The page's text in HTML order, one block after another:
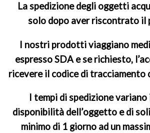
La spedizione degli oggetti
solo dopo aver riscontrato il
I nostri prodotti viaggiano
espresso SDA e se richiesto,
ricevere il codice di tracciamento
I tempi di spedizione variano
disponibilità dell’oggetto e di
minimo di 1 giorno ad un